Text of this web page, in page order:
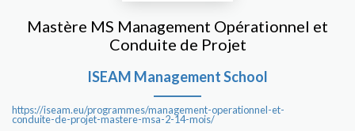
Mastère MS Management Opérationnel et
Conduite de Projet
ISEAM Management School
https://iseam.eu/programmes/management-operationnel-et-
conduite-de-projet-mastere-msa-2-14-mois/